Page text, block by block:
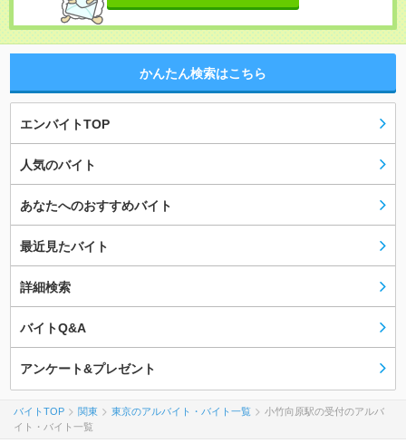
かんたん検索はこちら
エンバイトTOP
人気のバイト
あなたへのおすすめバイト
最近見たバイト
詳細検索
バイトQ&A
アンケート&プレゼント
バイトTOP 関東 東京のアルバイト・バイト一覧
小竹向原駅の受付のアルバ
イト・バイト一覧